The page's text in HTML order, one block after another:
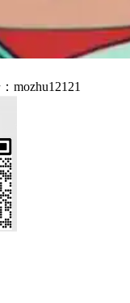
mozhu12121